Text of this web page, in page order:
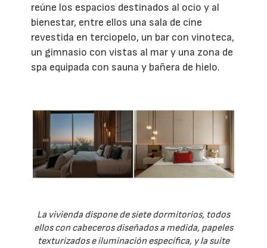
reúne los espacios destinados al ocio y al
bienestar, entre ellos una sala de cine
revestida en terciopelo, un bar con vinoteca,
un gimnasio con vistas al mar y una zona de
spa equipada con sauna y bañera de hielo.
La vivienda dispone de siete dormitorios, todos
ellos con cabeceros diseñados a medida, papeles
texturizados e iluminación específica, y la suite